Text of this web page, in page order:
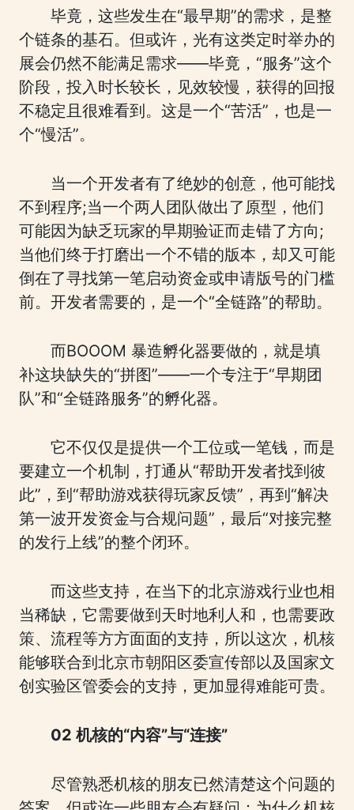
毕竟，这些发生在“最早期”的需求，是整
个链条的基石。但或许，光有这类定时举办的
展会仍然不能满足需求——毕竟，“服务”这个
阶段，投入时长较长，见效较慢，获得的回报
不稳定且很难看到。这是一个“苦活”，也是一
个“慢活”。
当一个开发者有了绝妙的创意，他可能找
不到程序;当一个两人团队做出了原型，他们
可能因为缺乏玩家的早期验证而走错了方向;
当他们终于打磨出一个不错的版本，却又可能
倒在了寻找第一笔启动资金或申请版号的门槛
前。开发者需要的，是一个“全链路”的帮助。
而BOOOM 暴造孵化器要做的，就是填
补这块缺失的“拼图”——一个专注于“早期团
队”和“全链路服务”的孵化器。
它不仅仅是提供一个工位或一笔钱，而是
要建立一个机制，打通从“帮助开发者找到彼
此”，到“帮助游戏获得玩家反馈”，再到“解决
第一波开发资金与合规问题”，最后“对接完整
的发行上线”的整个闭环。
而这些支持，在当下的北京游戏行业也相
当稀缺，它需要做到天时地利人和，也需要政
策、流程等方方面面的支持，所以这次，机核
能够联合到北京市朝阳区委宣传部以及国家文
创实验区管委会的支持，更加显得难能可贵。
02 机核的“内容”与“连接”
尽管熟悉机核的朋友已然清楚这个问题的